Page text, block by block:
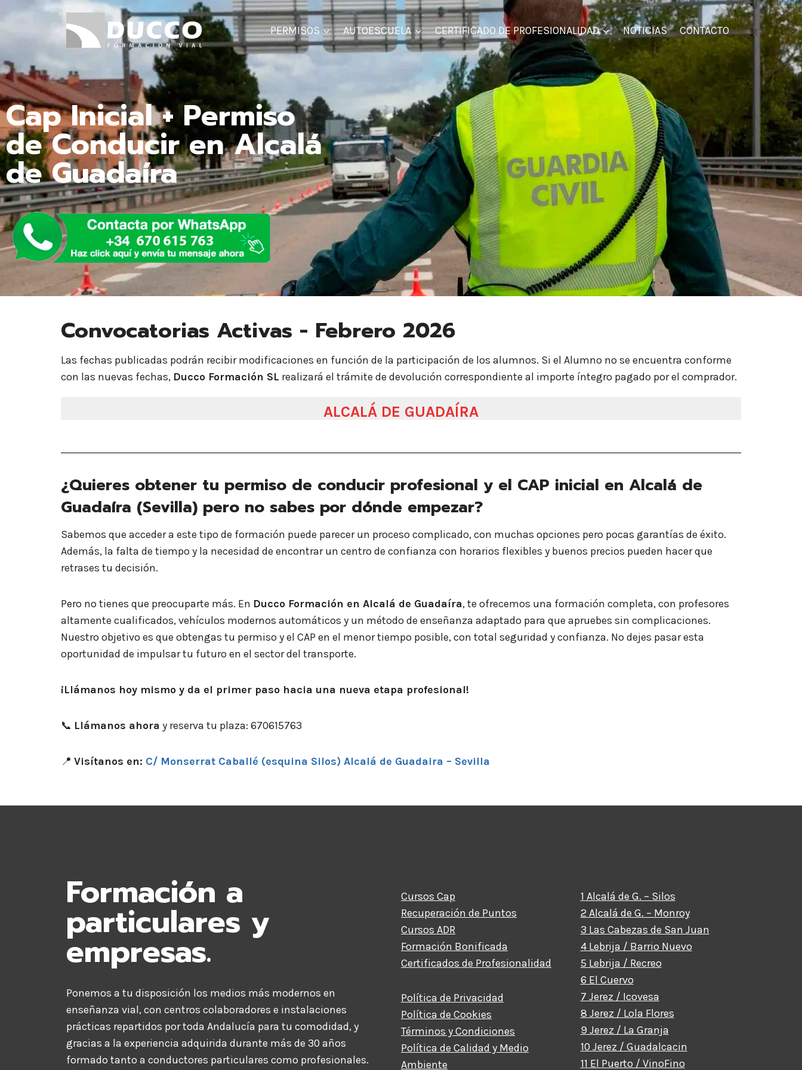
PERMISOS AUTOESCUELA CERTIFICADO DE PROFESIONALIDAD NOTICIAS CONTACTO
Cap Inicial + Permiso
de Conducir en Alcalá
de Guadaíra
Convocatorias Activas - Febrero 2026
Las fechas publicadas podrán recibir modificaciones en función de la participación de los alumnos. Si el Alumno no se encuentra conforme
con las nuevas fechas, Ducco Formación SL realizará el trámite de devolución correspondiente al importe íntegro pagado por el comprador.
ALCALÁ DE GUADAÍRA
¿Quieres obtener tu permiso de conducir profesional y el CAP inicial en Alcalá de
Guadaíra (Sevilla) pero no sabes por dónde empezar?
Sabemos que acceder a este tipo de formación puede parecer un proceso complicado, con muchas opciones pero pocas garantías de éxito.
Además, la falta de tiempo y la necesidad de encontrar un centro de confianza con horarios flexibles y buenos precios pueden hacer que
retrases tu decisión.
Pero no tienes que preocuparte más. En Ducco Formación en Alcalá de Guadaíra, te ofrecemos una formación completa, con profesores
altamente cualificados, vehículos modernos automáticos y un método de enseñanza adaptado para que apruebes sin complicaciones.
Nuestro objetivo es que obtengas tu permiso y el CAP en el menor tiempo posible, con total seguridad y confianza. No dejes pasar esta
oportunidad de impulsar tu futuro en el sector del transporte.
¡Llámanos hoy mismo y da el primer paso hacia una nueva etapa profesional!
📞 Llámanos ahora y reserva tu plaza: 670615763
📍 Visítanos en: C/ Monserrat Caballé (esquina Silos) Alcalá de Guadaira – Sevilla
Formación a
particulares y
empresas.
Ponemos a tu disposición los medios más modernos en
enseñanza vial, con centros colaboradores e instalaciones
prácticas repartidos por toda Andalucía para tu comodidad, y
gracias a la experiencia adquirida durante más de 30 años
formado tanto a conductores particulares como profesionales.
Cursos Cap
Recuperación de Puntos
Cursos ADR
Formación Bonificada
Certificados de Profesionalidad
Política de Privacidad
Política de Cookies
Términos y Condiciones
Política de Calidad y Medio
Ambiente
1 Alcalá de G. – Silos
2 Alcalá de G. – Monroy
3 Las Cabezas de San Juan
4 Lebrija / Barrio Nuevo
5 Lebrija / Recreo
6 El Cuervo
7 Jerez / Icovesa
8 Jerez / Lola Flores
9 Jerez / La Granja
10 Jerez / Guadalcacin
11 El Puerto / VinoFino